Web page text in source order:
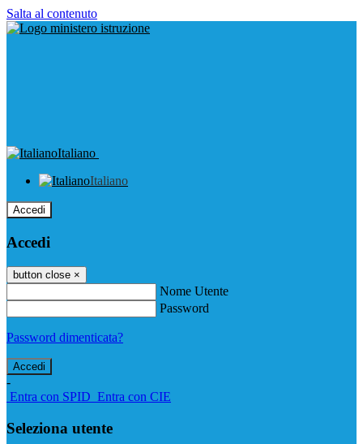
Salta al contenuto
Italiano
Italiano
Accedi
Accedi
button close ×
Nome Utente
Password
Password dimenticata?
-
Entra con SPID Entra con CIE
Seleziona utente